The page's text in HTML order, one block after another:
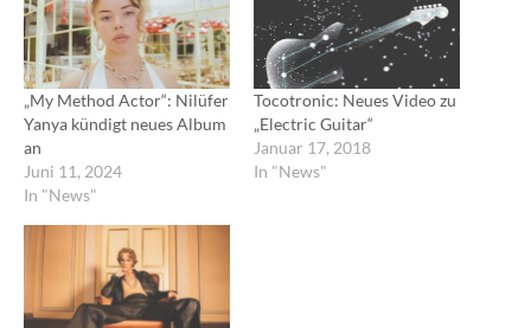
„My Method Actor“: Nilüfer
Yanya kündigt neues Album
an
Juni 11, 2024
In "News"
Tocotronic: Neues Video zu
„Electric Guitar“
Januar 17, 2018
In "News"